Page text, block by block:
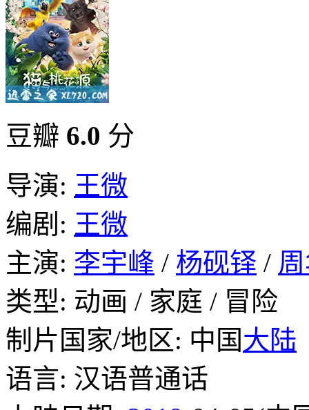
豆瓣 6.0 分
导演: 王微
编剧: 王微
主演: 李宇峰 / 杨砚铎 /
类型: 动画 / 家庭 / 冒险
制片国家/地区: 中国大陆
语言: 汉语普通话